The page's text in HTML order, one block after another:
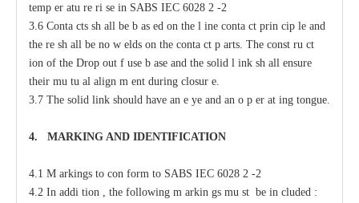
temp er atu re ri se in SABS IEC 6028 2 -2
3.6 Conta cts sh all be b as ed on the l ine conta ct prin cip le and
the re sh all be no w elds on the conta ct p arts. The const ru ct
ion of the Drop out f use b ase and the solid l ink sh all ensure
their mu tu al align m ent during closur e
3.7 The solid link should have an e ye and an o p er at ing tongue.
4. MARKING AND IDENTIFICATION
4.1 M arkings to con form to SABS IEC 6028 2 -2
4.2 In addi tion , the following m arkin gs mu st be in cluded :